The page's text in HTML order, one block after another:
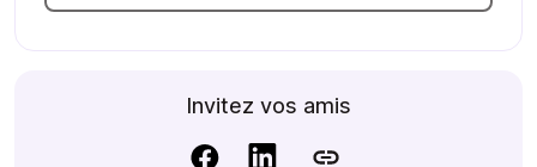
Invitez vos amis